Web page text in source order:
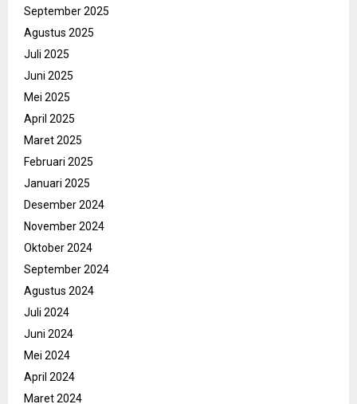
September 2025
Agustus 2025
Juli 2025
Juni 2025
Mei 2025
April 2025
Maret 2025
Februari 2025
Januari 2025
Desember 2024
November 2024
Oktober 2024
September 2024
Agustus 2024
Juli 2024
Juni 2024
Mei 2024
April 2024
Maret 2024